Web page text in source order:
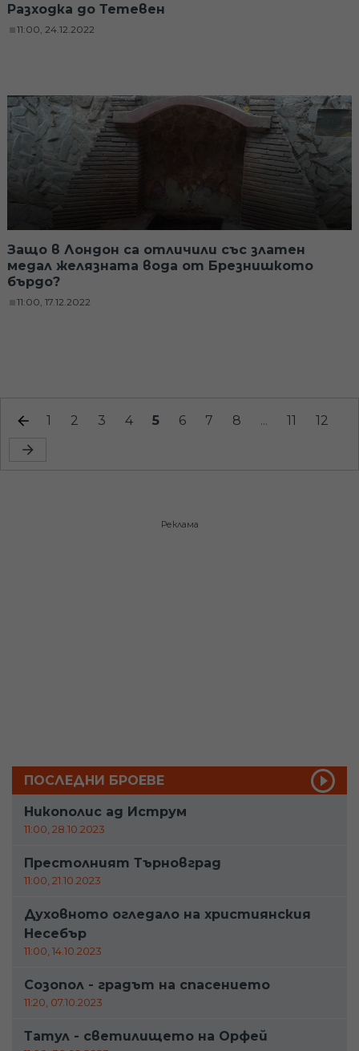
Разходка до Тетевен
11:00, 24.12.2022
Защо в Лондон са отличили със златен
медал желязната вода от Брезнишкото
бърдо?
11:00, 17.12.2022
1 2 3 4 5 6 7 8 ... 11 12
Реклама
ПОСЛЕДНИ БРОЕВЕ
Никополис ад Иструм
11:00, 28.10.2023
Престолният Търновград
11:00, 21.10.2023
Духовното огледало на християнския
Несебър
11:00, 14.10.2023
Созопол - градът на спасението
11:20, 07.10.2023
Татул - светилището на Орфей